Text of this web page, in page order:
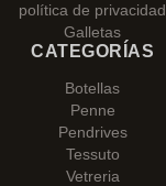
política de privacidad
Galletas
CATEGORÍAS
Botellas
Penne
Pendrives
Tessuto
Vetreria